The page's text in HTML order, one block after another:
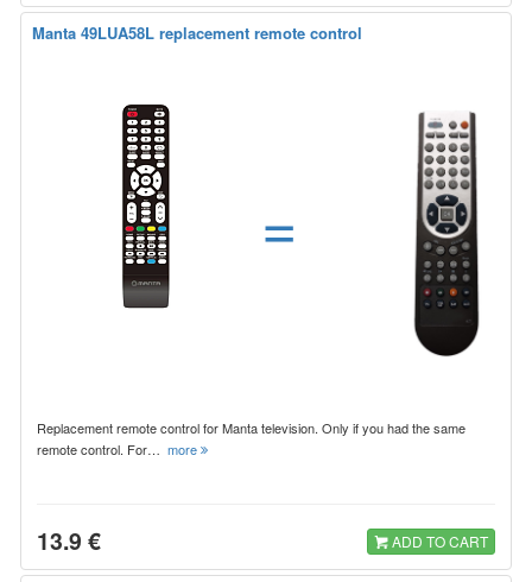
Manta 49LUA58L replacement remote control
=
Replacement remote control for Manta television. Only if you had the same
remote control. For… more
13.9 € ADD TO CART